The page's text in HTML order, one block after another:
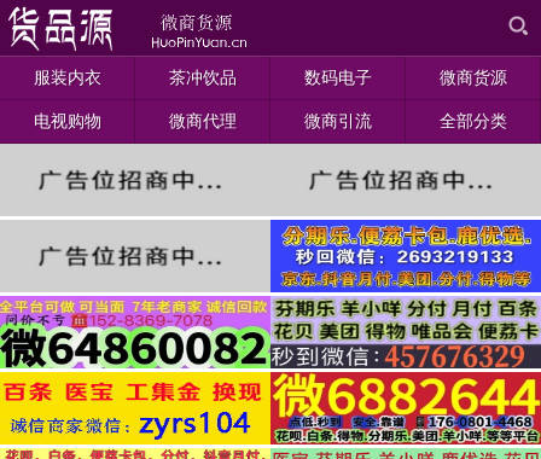
服装内衣 茶冲饮品 数码电子 微商货源
电视购物 微商代理 微商引流 全部分类